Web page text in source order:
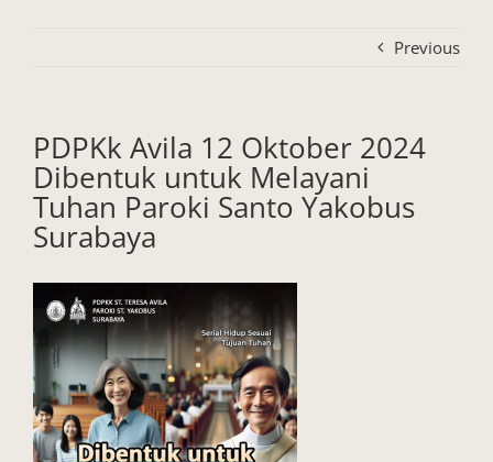
Previous
PDPKk Avila 12 Oktober 2024
Dibentuk untuk Melayani
Tuhan Paroki Santo Yakobus
Surabaya